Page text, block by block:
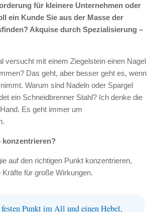
für kleinere Unternehmen oder
ein Kunde Sie aus der Masse der
Akquise durch Spezialisierung –
versucht mit einem Ziegelstein einen Nagel
Das geht, aber besser geht es, wenn
Warum sind Nadeln oder Spargel
ein Schneidbrenner Stahl? Ich denke die
Es geht immer um
konzentrieren?
auf den richtigen Punkt konzentrieren,
für große Wirkungen.
Punkt im All und einen Hebel,